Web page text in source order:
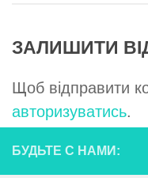
ЗАЛИШИТИ
Щоб відправити
авторизуватись.
БУДЬТЕ С НАМИ: